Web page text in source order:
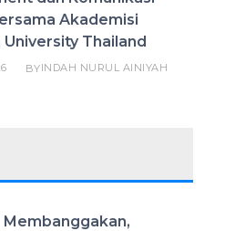
Akademisi
University Thailand
BYINDAH NURUL AINIYAH
Membanggakan,